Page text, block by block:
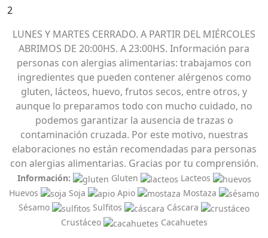
2
LUNES Y MARTES CERRADO. A PARTIR DEL MIÉRCOLES
ABRIMOS DE 20:00HS. A 23:00HS. Información para
personas con alergias alimentarias: trabajamos con
ingredientes que pueden contener alérgenos como
gluten, lácteos, huevo, frutos secos, entre otros, y
aunque lo preparamos todo con mucho cuidado, no
podemos garantizar la ausencia de trazas o
contaminación cruzada. Por este motivo, nuestras
elaboraciones no están recomendadas para personas
con alergias alimentarias. Gracias por tu comprensión.
Información: Gluten
Lacteos
Huevos
Soja Apio
Mostaza
Sésamo
Sulfitos
Cáscara
Crustáceo
Cacahuetes